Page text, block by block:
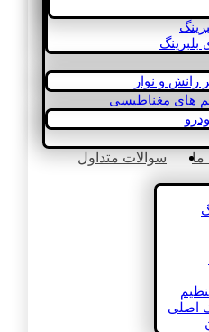
رانش و نوار
های مغناطیسی
ما
سوالات متداول
اصلی